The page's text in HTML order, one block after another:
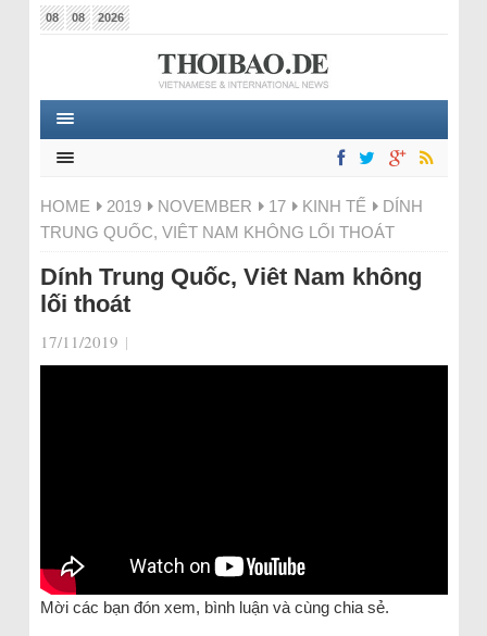
08 08 2026
HOME 2019 NOVEMBER 17 KINH TẾ
DÍNH
TRUNG QUỐC, VIÊT NAM KHÔNG LỐI THOÁT
Dính Trung Quốc, Viêt Nam không
lối thoát
17/11/2019 |
Mời các bạn đón xem, bình luận và cùng chia sẻ.